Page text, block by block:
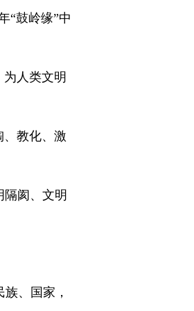
“鼓岭缘”中
人类文明
、教化、激
阂、文明
、国家，